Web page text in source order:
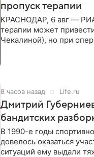
пропуск терапии
КРАСНОДАР, 6 авг — РИА
терапии может
Чекалиной), но при
8 часов назад Life.ru
Дмитрий
бандитских
В 1990-е годы
довелось оказаться
ситуаций ему выдали